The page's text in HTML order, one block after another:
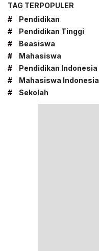
TAG TERPOPULER
#
Pendidikan
#
Pendidikan Tinggi
#
Beasiswa
#
Mahasiswa
#
Pendidikan Indonesia
#
Mahasiswa Indonesia
#
Sekolah